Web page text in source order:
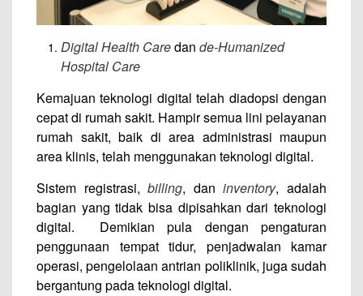
Digital Health Caredan de-Humanized
Hospital Care
Kemajuan teknologi digital telah diadopsi dengan
cepat di rumah sakit. Hampir semua lini pelayanan
rumah sakit, baik di area administrasi maupun
area klinis, telah menggunakan teknologi digital.
Sistem registrasi,billing, daninventory, adalah
bagian yang tidak bisa dipisahkan dari teknologi
digital. Demikian pula dengan pengaturan
penggunaan tempat tidur, penjadwalan kamar
operasi, pengelolaan antrian poliklinik, juga sudah
bergantung pada teknologi digital.